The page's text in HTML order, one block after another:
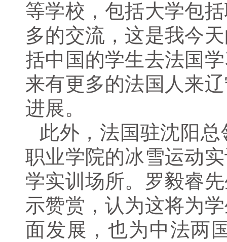
等学校，包括大学包
多的交流，这是我今
括中国的学生去法国
来有更多的法国人来
进展。
此外，法国驻沈阳
职业学院的冰雪运动
学实训场所。罗毅睿
示赞赏，认为这将为
面发展，也为中法两